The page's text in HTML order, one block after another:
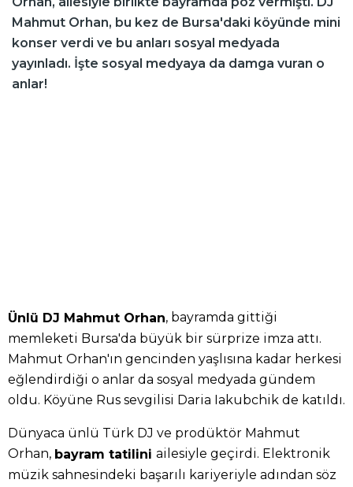
Mahmut Orhan, bu kez de Bursa'daki köyünde mini
konser verdi ve bu anları sosyal medyada
yayınladı. İşte sosyal medyaya da damga vuran o
anlar!
Ünlü DJ Mahmut Orhan, bayramda gittiği
memleketi Bursa'da büyük bir sürprize imza attı.
Mahmut Orhan'ın gencinden yaşlısına kadar herkesi
eğlendirdiği o anlar da sosyal medyada gündem
oldu. Köyüne Rus sevgilisi Daria Iakubchik de katıldı.
Dünyaca ünlü Türk DJ ve prodüktör Mahmut
Orhan, bayram tatilini ailesiyle geçirdi. Elektronik
müzik sahnesindeki başarılı kariyeriyle adından söz